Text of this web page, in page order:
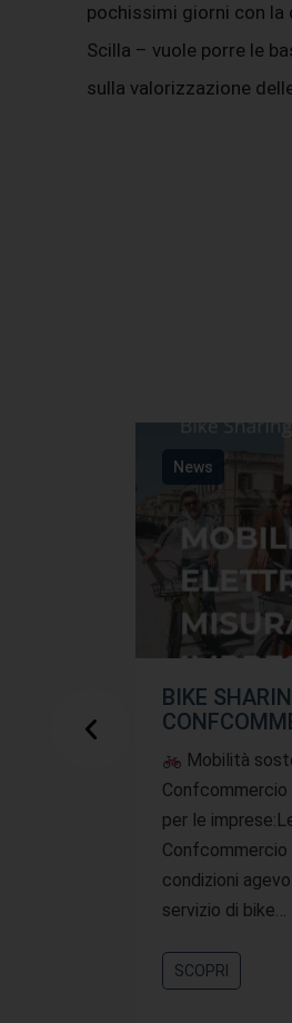
pochissimi giorni con
Scilla – vuole porre le
sulla valorizzazione
News
BIKE
Mobilità
Confcommercio
per le
Confcommercio
condizioni
servizio di bike…
SCOPRI